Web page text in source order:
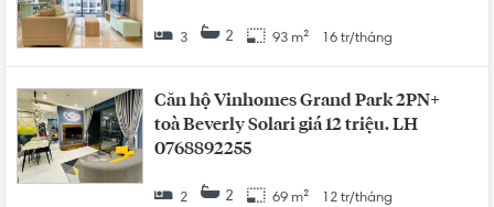
3 2 93 m² 16 tr/tháng
Căn hộ Vinhomes Grand Park 2PN+
toà Beverly Solari giá 12 triệu. LH
0768892255
2 2 69 m² 12 tr/tháng